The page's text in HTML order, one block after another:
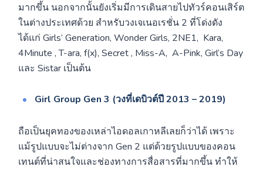
มากขึ้น นอกจากนั้นยังเริ่มมีการเดินสายไปทัวร์คอนเสิร์ต
ในต่างประเทศด้วย สำหรับวงเจเนอเรชั่น 2 ที่โด่งดัง
ได้แก่ Girls’ Generation, Wonder Girls, 2NE1, Kara,
4Minute , T-ara, f(x), Secret , Miss-A, A-Pink, Girl’s Day
และ Sistar เป็นต้น
Girl Group Gen 3 (วงที่เดบิวต์ปี 2013 – 2019)
ถือเป็นยุคทองของเหล่าไอดอลเกาหลีเลยก็ว่าได้ เพราะ
แม้รูปแบบจะไม่ต่างจาก Gen 2 แต่ด้วยรูปแบบของคอน
เทนต์ที่น่าสนใจและช่องทางการสื่อสารที่มากขึ้น ทำให้